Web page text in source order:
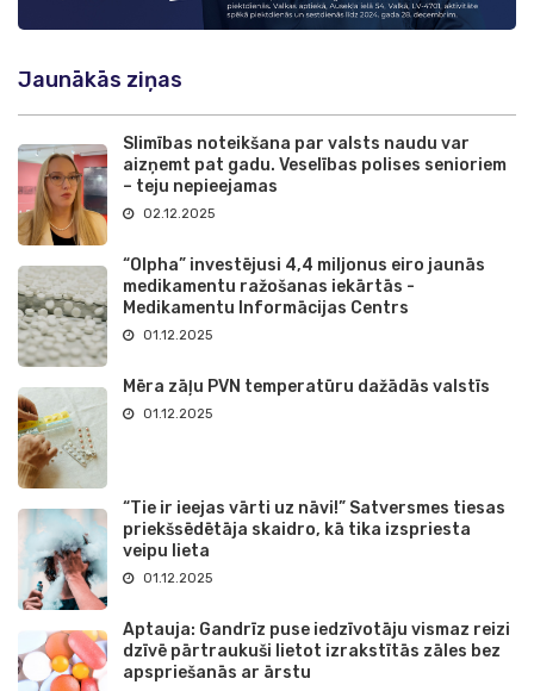
Jaunākās ziņas
Slimības noteikšana par valsts naudu var
aizņemt pat gadu. Veselības polises senioriem
– teju nepieejamas
02.12.2025
“Olpha” investējusi 4,4 miljonus eiro jaunās
medikamentu ražošanas iekārtās -
Medikamentu Informācijas Centrs
01.12.2025
Mēra zāļu PVN temperatūru dažādās valstīs
01.12.2025
“Tie ir ieejas vārti uz nāvi!” Satversmes tiesas
priekšsēdētāja skaidro, kā tika izspriesta
veipu lieta
01.12.2025
Aptauja: Gandrīz puse iedzīvotāju vismaz reizi
dzīvē pārtraukuši lietot izrakstītās zāles bez
apspriešanās ar ārstu